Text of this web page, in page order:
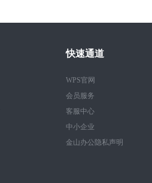
快速通道
WPS官网
会员服务
客服中心
中小企业
金山办公隐私声明